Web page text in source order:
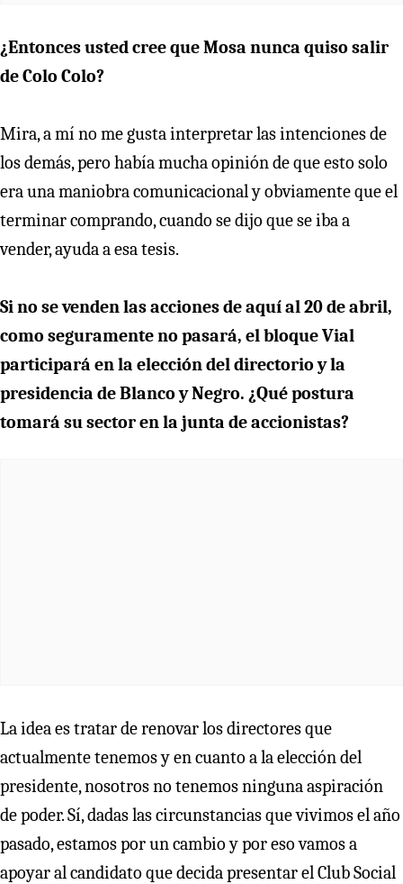
¿Entonces usted cree que Mosa nunca quiso salir
de Colo Colo?
Mira, a mí no me gusta interpretar las intenciones de
los demás, pero había mucha opinión de que esto solo
era una maniobra comunicacional y obviamente que el
terminar comprando, cuando se dijo que se iba a
vender, ayuda a esa tesis.
Si no se venden las acciones de aquí al 20 de abril,
como seguramente no pasará, el bloque Vial
participará en la elección del directorio y la
presidencia de Blanco y Negro. ¿Qué postura
tomará su sector en la junta de accionistas?
La idea es tratar de renovar los directores que
actualmente tenemos y en cuanto a la elección del
presidente, nosotros no tenemos ninguna aspiración
de poder. Sí, dadas las circunstancias que vivimos el año
pasado, estamos por un cambio y por eso vamos a
apoyar al candidato que decida presentar el Club Social